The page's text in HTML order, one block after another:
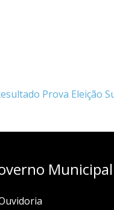
Prova Eleição
Municipal